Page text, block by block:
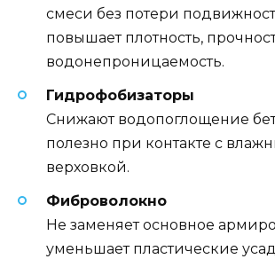
смеси без потери
повышает плотность,
водонепроницаемость.
Гидрофобизаторы
Снижают водопоглощение
полезно при контакте с
верховкой.
Фиброволокно
Не заменяет основное
уменьшает пластические